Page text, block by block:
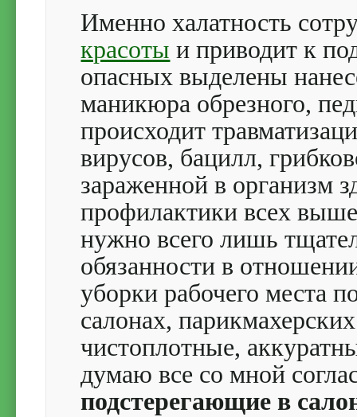
Именно халатность
красоты и приводит к
опасных выделены
маникюра обрезного,
происходит
вирусов, бацилл,
зараженной в организм
профилактики всех
нужно всего лишь
обязанности в
уборки рабочего места
салонах,
чистоплотные,
думаю все со мной
подстерегающие в